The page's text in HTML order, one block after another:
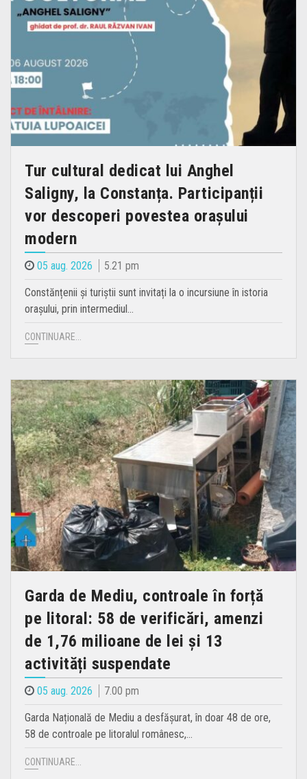
Tur cultural dedicat lui Anghel
Saligny, la Constanța. Participanții
vor descoperi povestea orașului
modern
05 aug. 2026 5.21 pm
Constănțenii și turiștii sunt invitați la o incursiune în istoria
orașului, prin intermediul…
CONTINUARE...
Garda de Mediu, controale în forță
pe litoral: 58 de verificări, amenzi
de 1,76 milioane de lei și 13
activități suspendate
05 aug. 2026 7.00 pm
Garda Națională de Mediu a desfășurat, în doar 48 de ore,
58 de controale pe litoralul românesc,…
CONTINUARE...